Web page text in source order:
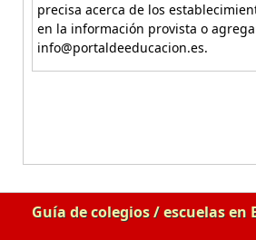
precisa acerca de los
en la información provista o
info@portaldeeducacion.es.
Guía de colegios / escuelas en